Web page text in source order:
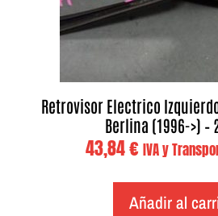
Retrovisor Electrico
Berlina (1996->) –
43,84€ IVA y
Añadir al